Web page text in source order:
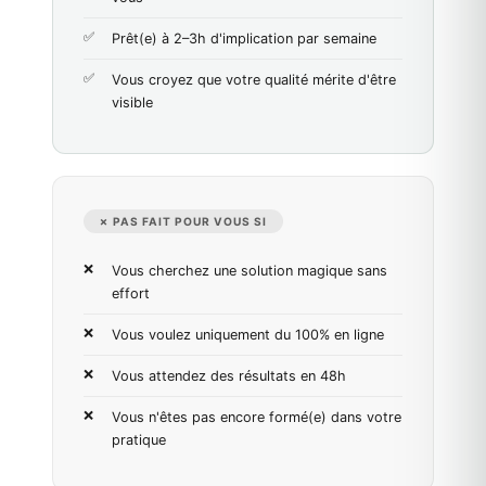
Prêt(e) à 2–3h d'implication par semaine
Vous croyez que votre qualité mérite d'être
visible
✗ PAS FAIT POUR VOUS SI
Vous cherchez une solution magique sans
effort
Vous voulez uniquement du 100% en ligne
Vous attendez des résultats en 48h
Vous n'êtes pas encore formé(e) dans votre
pratique